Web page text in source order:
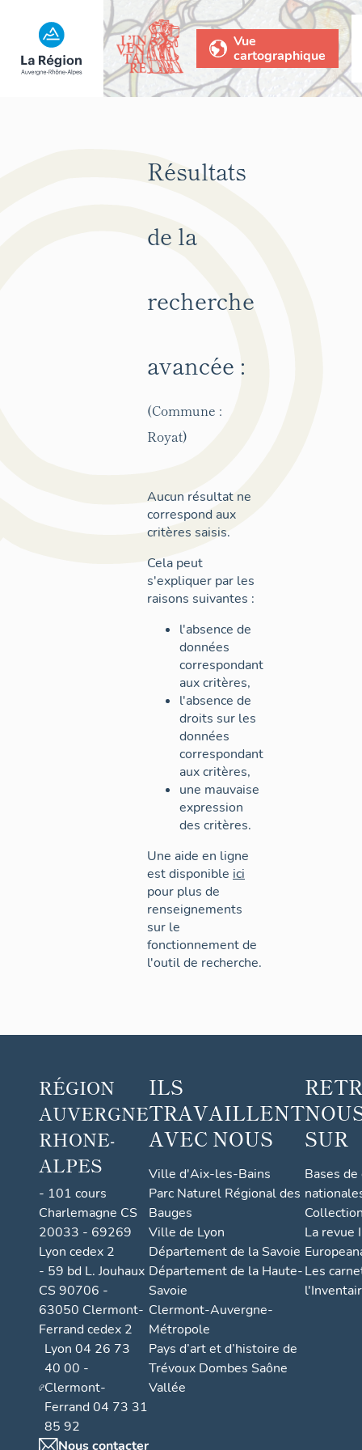
Vue
cartographique
Résultats
de la
recherche
avancée :
(Commune :
Royat)
Aucun résultat ne
correspond aux
critères saisis.
Cela peut
s'expliquer par les
raisons suivantes :
l'absence de
données
correspondant
aux critères,
l'absence de
droits sur les
données
correspondant
aux critères,
une mauvaise
expression
des critères.
Une aide en ligne
est disponible ici
pour plus de
renseignements
sur le
fonctionnement de
l'outil de recherche.
RÉGION
AUVERGNE
RHONE-
ALPES
- 101 cours
Charlemagne CS
20033 - 69269
Lyon cedex 2
- 59 bd L. Jouhaux
CS 90706 -
63050 Clermont-
Ferrand cedex 2
Lyon 04 26 73
40 00 -
Clermont-
Ferrand 04 73 31
85 92
Nous contacter
ILS
TRAVAILLENT
AVEC NOUS
Ville d'Aix-les-Bains
Parc Naturel Régional des
Bauges
Ville de Lyon
Département de la Savoie
Département de la Haute-
Savoie
Clermont-Auvergne-
Métropole
Pays d’art et d’histoire de
Trévoux Dombes Saône
Vallée
SUR
Bases
La revue
Les